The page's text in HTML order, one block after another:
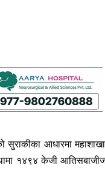
सुराकीका आधारमा
१४९४ केजी